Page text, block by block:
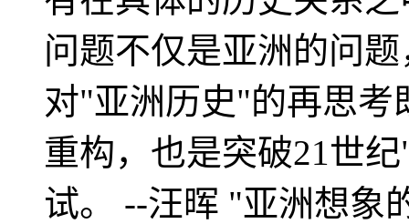
问题不仅是亚洲的问
对"亚洲历史"的再思考
重构，也是突破21世
试。 --汪晖 "亚洲想象